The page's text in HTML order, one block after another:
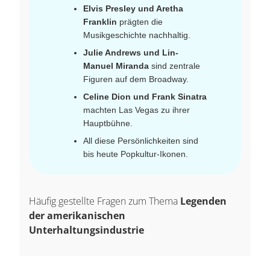
Elvis Presley und Aretha
Franklin prägten die
Musikgeschichte nachhaltig.
Julie Andrews und Lin-
Manuel Miranda sind zentrale
Figuren auf dem Broadway.
Celine Dion und Frank Sinatra
machten Las Vegas zu ihrer
Hauptbühne.
All diese Persönlichkeiten sind
bis heute Popkultur-Ikonen.
Häufig gestellte Fragen zum Thema Legenden
der amerikanischen
Unterhaltungsindustrie